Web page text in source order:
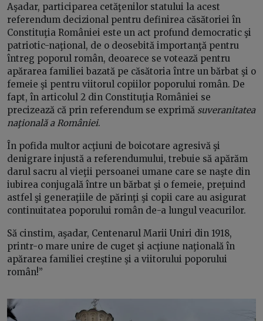
Aşadar, participarea cetăţenilor statului la acest
referendum decizional pentru definirea căsătoriei în
Constituţia României este un act profund democratic şi
patriotic-naţional, de o deosebită importanţă pentru
întreg poporul român, deoarece se votează pentru
apărarea familiei bazată pe căsătoria între un bărbat şi o
femeie şi pentru viitorul copiilor poporului român. De
fapt, în articolul 2 din Constituţia României se
precizează că prin referendum se exprimă suveranitatea
naţională a României.
În pofida multor acţiuni de boicotare agresivă şi
denigrare injustă a referendumului, trebuie să apărăm
darul sacru al vieţii persoanei umane care se naşte din
iubirea conjugală între un bărbat şi o femeie, preţuind
astfel şi generaţiile de părinţi şi copii care au asigurat
continuitatea poporului român de-a lungul veacurilor.
Să cinstim, aşadar, Centenarul Marii Uniri din 1918,
printr-o mare unire de cuget şi acţiune naţională în
apărarea familiei creştine şi a viitorului poporului
român!”